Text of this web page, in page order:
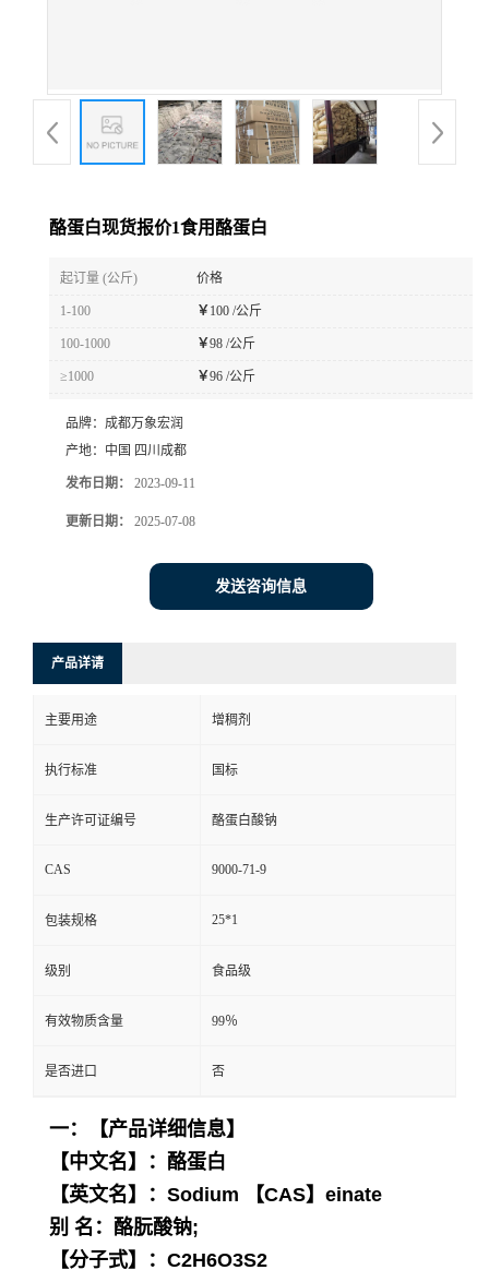
酪蛋白现货报价1食用酪蛋白
起订量 (公斤) 价格
1-100 ￥ 100 /公斤
100-1000 ￥98 /公斤
≥1000 ￥96 /公斤
品牌： 成都万象宏润
产地： 中国 四川成都
发布日期： 2023-09-11
更新日期： 2025-07-08
发送咨询信息
产品详请
主要用途 增稠剂
执行标准 国标
生产许可证编号 酪蛋白酸钠
CAS 9000-71-9
包装规格 25*1
级别 食品级
有效物质含量 99％
是否进口 否
一：【产品详细信息】
【中文名】：酪蛋白
【英文名】：Sodium 【CAS】einate
别 名：酪朊酸钠;
【分子式】：C2H6O3S2